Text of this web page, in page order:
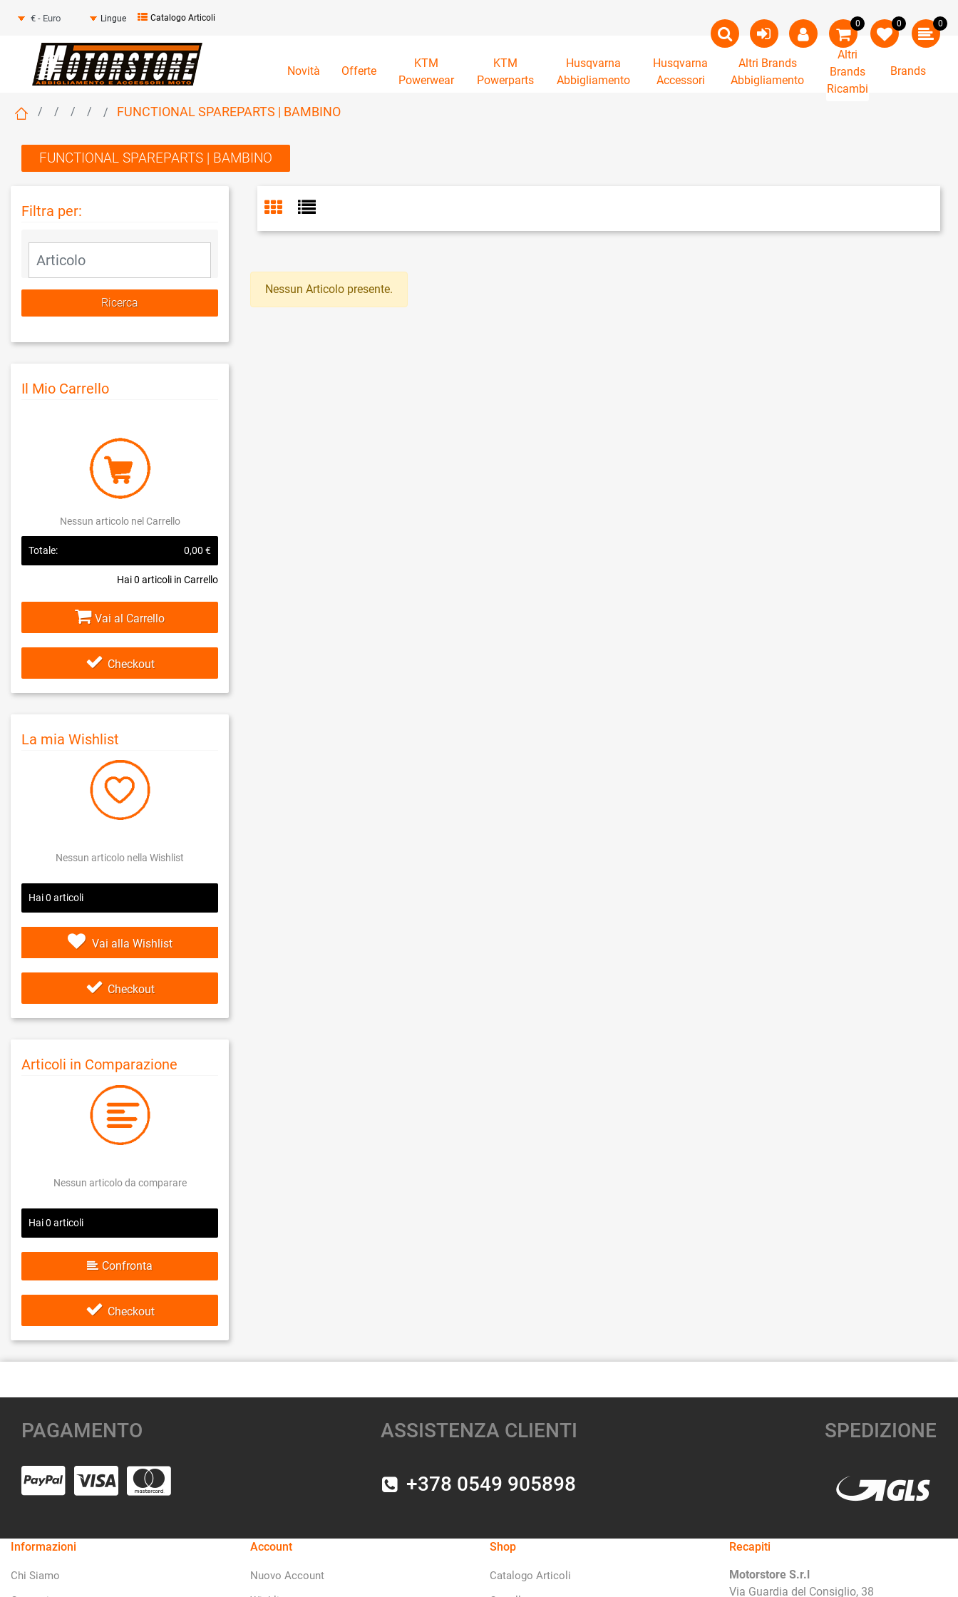
Seleziona una valuta
Lingue Catalogo Articoli
0 0 0
Novità Offerte
KTM
Powerwear
KTM
Powerparts
Husqvarna
Abbigliamento
Husqvarna
Accessori
Altri Brands
Abbigliamento
Altri
Brands
Ricambi
Brands
FUNCTIONAL SPAREPARTS | BAMBINO
FUNCTIONAL SPAREPARTS | BAMBINO
Filtra per:
La modifica di un filtro aggiorna automaticamente gli altri filtri disponibili.
Il Mio Carrello
Nessun articolo nel Carrello
Hai0 articoli in Carrello
Totale: 0,00 €
Vai al Carrello
Checkout
La mia Wishlist
Nessun articolo nella Wishlist
Hai0 articoli
Vai alla Wishlist
Checkout
Articoli in Comparazione
Nessun articolo da comparare
Hai0 articoli
Confronta
Checkout
Nessun Articolo presente.
PAGAMENTO ASSISTENZA CLIENTI
+378 0549 905898
SPEDIZIONE
Informazioni
Chi Siamo
Account
Nuovo Account
Shop
Catalogo Articoli
Recapiti
Motorstore S.r.l
Via Guardia del Consiglio, 38